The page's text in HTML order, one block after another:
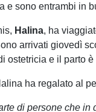
e sono entrambi in
Halina, ha
arrivati giovedì
ostetricia e il parto
ha regalato al
di persone che